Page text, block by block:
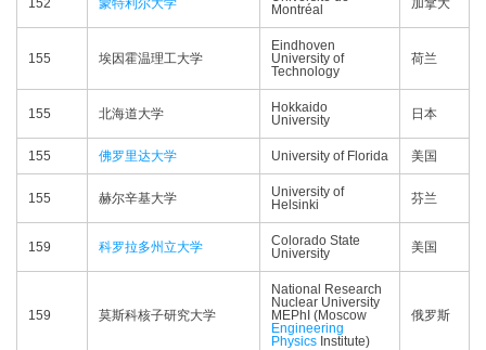
152 蒙特利尔大学
Montréal
加拿大
155 埃因霍温理工大学
Eindhoven
University of
Technology
荷兰
155 北海道大学
Hokkaido
University
日本
155 佛罗里达大学 University of Florida 美国
155 赫尔辛基大学
University of
Helsinki
芬兰
159 科罗拉多州立大学
Colorado State
University
美国
159 莫斯科核子研究大学
National Research
Nuclear University
MEPhI (Moscow
Engineering
Physics Institute)
俄罗斯